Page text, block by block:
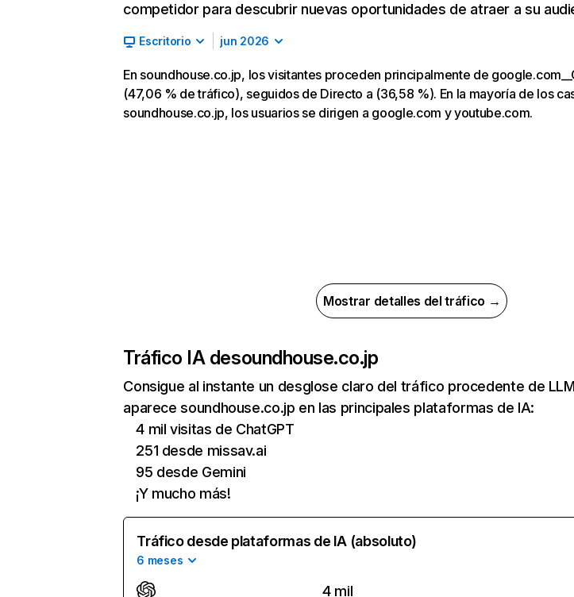
competidor para descubrir nuevas oportunidades de atraer a su
Escritorio jun 2026
En soundhouse.co.jp, los visitantes proceden principalmente de
(47,06 % de tráfico), seguidos de Directo a (36,58 %). En la mayoría de los
soundhouse.co.jp, los usuarios se dirigen a google.com y youtube.com.
Mostrar detalles del tráfico →
Tráfico IA desoundhouse.co.jp
Consigue al instante un desglose claro del tráfico procedente de
aparece soundhouse.co.jp en las principales plataformas de IA:
4 mil visitas de ChatGPT
251 desde missav.ai
95 desde Gemini
¡Y mucho más!
Tráfico desde plataformas de IA (absoluto)
6 meses
4 mil